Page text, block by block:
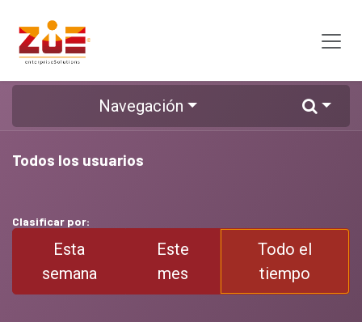
Navegación
Todos los usuarios
Clasificar por:
Esta
semana
Este
mes
Todo el
tiempo